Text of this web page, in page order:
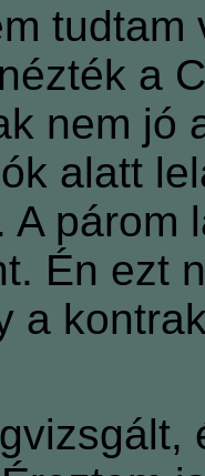
a
nem jó
alatt
párom
Én ezt
a